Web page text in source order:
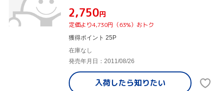
¥2,750円
定価より4,730円（63%）おトク
獲得ポイント 25P
在庫なし
発売年月日：2011/08/26
入荷したら知りたい